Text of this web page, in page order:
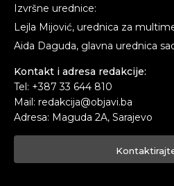
Izvršne urednice:
Lejla Mijović, urednica za
Aida Daguda, glavna urednica
Kontakt i adresa redakcije:
Tel: +387 33 644 810
Mail: redakcija@objavi.ba
Adresa: Maguda 2A, Sarajevo